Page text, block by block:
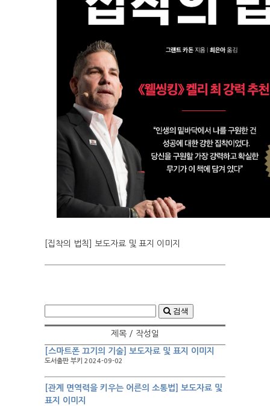
[집착의 법칙] 보도자료 및 표지 이미지
검색
제목 / 작성일
[스마트폰 끄기의 기술] 보도자료 및 표지 이미지
도서출판 부키 2024-09-02
[관계 면역력을 키우는 어른의 소통법] 보도자료 및
표지 이미지